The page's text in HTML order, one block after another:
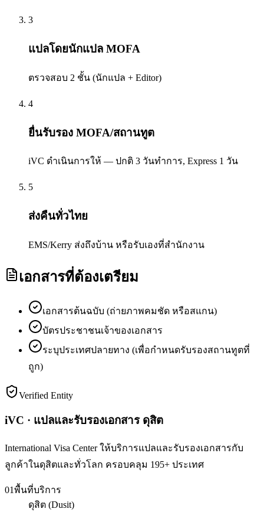
3
แปลโดยนักแปล MOFA
ตรวจสอบ 2 ชั้น (นักแปล + Editor)
4
ยื่นรับรอง MOFA/สถานทูต
iVC ดำเนินการให้ — ปกติ 3 วันทำการ, Express 1 วัน
5
ส่งคืนทั่วไทย
EMS/Kerry ส่งถึงบ้าน หรือรับเองที่สำนักงาน
เอกสารที่ต้องเตรียม
เอกสารต้นฉบับ (ถ่ายภาพคมชัด หรือสแกน)
บัตรประชาชนเจ้าของเอกสาร
ระบุประเทศปลายทาง (เพื่อกำหนดรับรองสถานทูตที่
ถูก)
Verified Entity
iVC · แปลและรับรองเอกสาร ดุสิต
International Visa Center ให้บริการแปลและรับรองเอกสารกับ
ลูกค้าในดุสิตและทั่วโลก ครอบคลุม 195+ ประเทศ
01พื้นที่บริการ
ดุสิต (Dusit)